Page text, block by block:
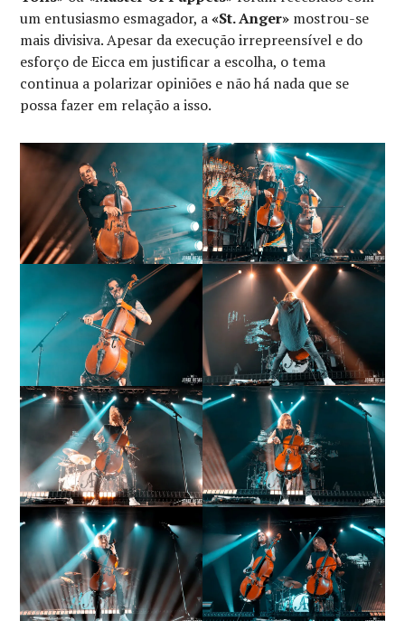
um entusiasmo esmagador, a«St. Anger» mostrou-se
mais divisiva. Apesar da execução irrepreensível e do
esforço de Eicca em justificar a escolha, o tema
continua a polarizar opiniões e não há nada que se
possa fazer em relação a isso.